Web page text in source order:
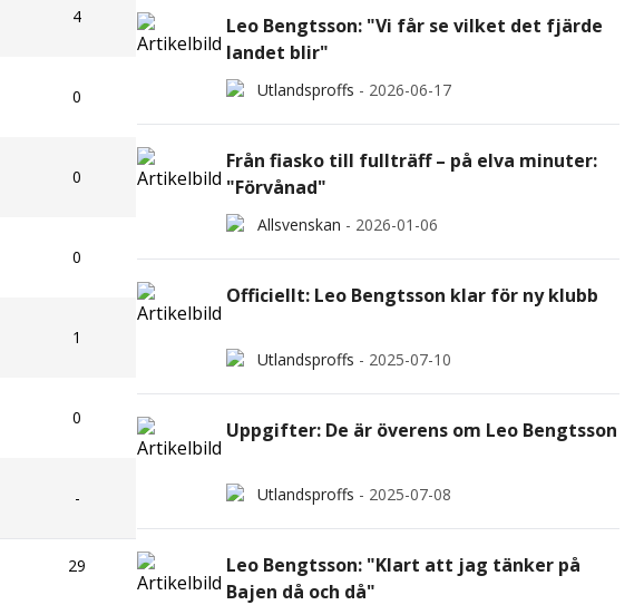
4
0
0
0
1
0
-
29
Leo Bengtsson: "Vi får se vilket det fjärde
landet blir"
Utlandsproffs - 2026-06-17
Från fiasko till fullträff – på elva minuter:
"Förvånad"
Allsvenskan - 2026-01-06
Officiellt: Leo Bengtsson klar för ny klubb
Utlandsproffs - 2025-07-10
Uppgifter: De är överens om Leo Bengtsson
Utlandsproffs - 2025-07-08
Leo Bengtsson: "Klart att jag tänker på
Bajen då och då"